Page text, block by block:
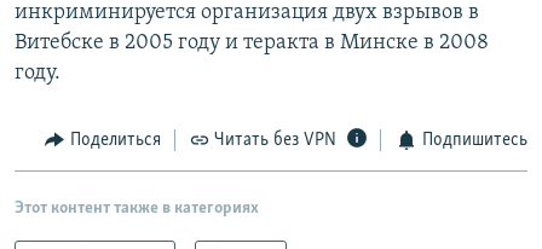
инкриминируется организация двух взрывов в
Витебске в 2005 году и теракта в Минске в 2008
году.
Поделиться Читать без VPN Подпишитесь
Этот контент также в категориях